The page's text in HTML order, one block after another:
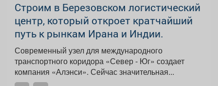
Строим в Березовском логистический
центр, который откроет кратчайший
путь к рынкам Ирана и Индии.
Современный узел для международного
транспортного коридора «Север - Юг» создает
компания «Алэнси». Сейчас значительная...